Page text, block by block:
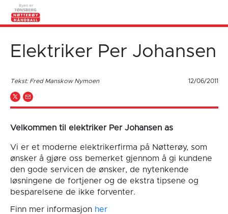
Elektriker Per Johansen
Tekst: Fred Manskow Nymoen 12/06/2011
Velkommen til elektriker Per Johansen as
Vi er et moderne elektrikerfirma på Nøtterøy, som
ønsker å gjøre oss bemerket gjennom å gi kundene
den gode servicen de ønsker, de nytenkende
løsningene de fortjener og de ekstra tipsene og
besparelsene de ikke forventer.
Finn mer informasjon her